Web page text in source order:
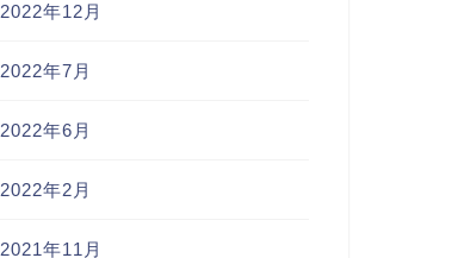
2022年12月
2022年7月
2022年6月
2022年2月
2021年11月